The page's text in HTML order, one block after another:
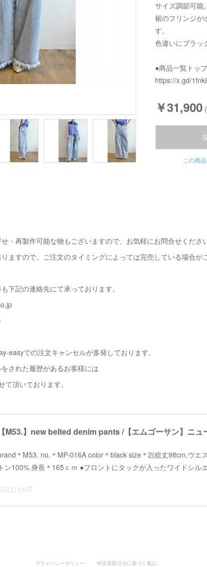
サイズ調節可能。
裾のフリンジが
す。
色違いにブラッ
●商品一覧トッ
https://x.gd/
￥31,900
この商
・再製作可能な物もございますので、お気軽にお問合せください
ますので、ご注文のタイミングによっては完売している場合が
下記の連絡先にて承っております。
easyでの注文キャンセルが多発しております。
された履歴があるお客様には
頂いております。
【M53.】new belted denim pants /【エムゴーサン】ニュ
＊M53. no.＊MP-016A color＊black size＊2(総丈98cm,ウエ
トン100% 身長＊165ｃｍ ●フロントにタックが入ったワイドシ
OUT
プライバシーポリシー 特定商取引法に基づく表記